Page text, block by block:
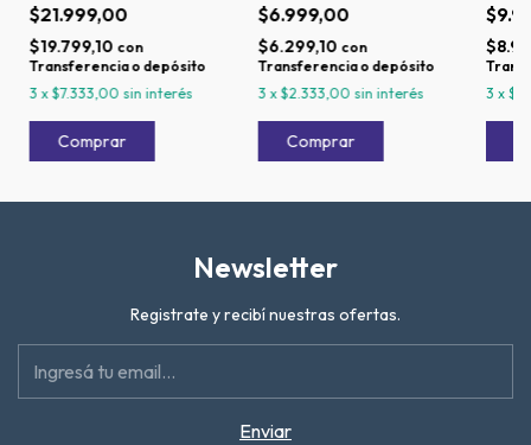
$21.999,00
$19.799,10 con
Transferencia o depósito
3 x$7.333,00 sin interés
$6.999,00
$6.299,10 con
Transferencia o depósito
3 x$2.333,00 sin interés
3 x
Newsletter
Registrate y recibí nuestras ofertas.